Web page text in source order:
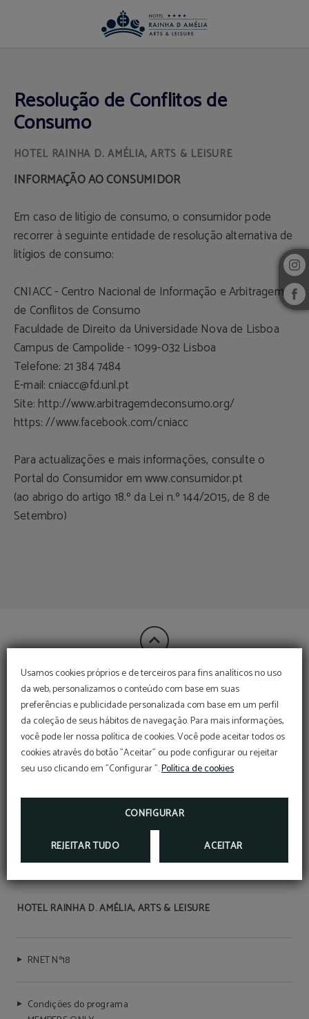
Usamos cookies próprios e de terceiros para fins analíticos no uso
da web, personalizamos o conteúdo com base em suas
preferências e publicidade personalizada com base em um perfil
da coleção de seus hábitos de navegação. Para mais informações,
você pode ler nossa política de cookies. Você pode aceitar todos os
cookies através do botão "Aceitar" ou pode configurar ou rejeitar
seu uso clicando em "Configurar ".Política de cookies
CONFIGURAR
REJEITAR TUDO ACEITAR
Resolução de Conflitos de
Consumo
INFORMAÇÃO AO CONSUMIDOR
Em caso de litígio de consumo, o consumidor pode
recorrer à seguinte entidade de resolução alternativa de
litígios de consumo:
CNIACC - Centro Nacional de Informação e Arbitragem
de Conflitos de Consumo
Faculdade de Direito da Universidade Nova de Lisboa
Campus de Campolide - 1099-032 Lisboa
Telefone: 21 384 7484
E-mail: cniacc@fd.unl.pt
Site: http://www.arbitragemdeconsumo.org/
https: //www.facebook.com/cniacc
Para actualizações e mais informações, consulte o
Portal do Consumidor em www.consumidor.pt
(ao abrigo do artigo 18.º da Lei n.º 144/2015, de 8 de
Setembro)
CÓDIGOS
GPS: N 39º 49' 15.71" W 7º 29' 46.52"
GDS: Amadeus: OPO047 Galileo: 56071
Sabre: 09740 Worldspan: 72047
HOTEL RAINHA D. AMÉLIA, ARTS & LEISURE
RNET Nº18
Condições do programa